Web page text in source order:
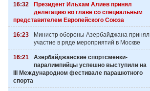
16:32
Президент Ильхам Алиев принял
делегацию во главе со специальным
представителем Европейского Союза
16:23
Министр обороны Азербайджана принял
участие в ряде мероприятий в Москве
16:21
Азербайджанские спортсменки-
паралимпийцы успешно выступили на
III Международном фестивале парашютного
спорта